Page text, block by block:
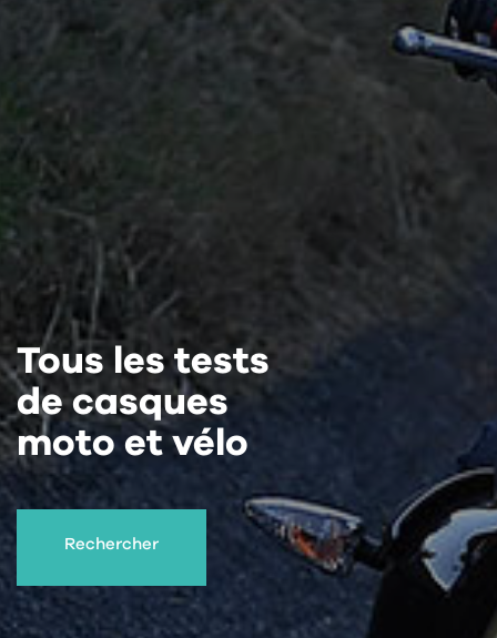
Tous les tests
de casques
moto et vélo
Rechercher